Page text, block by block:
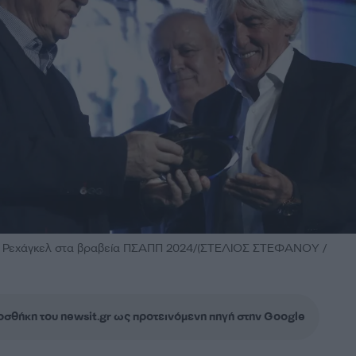
Ρεχάγκελ στα βραβεία ΠΣΑΠΠ 2024/(ΣΤΕΛΙΟΣ ΣΤΕΦΑΝΟΥ /
του newsit.gr ως προτεινόμενη πηγή στην Google